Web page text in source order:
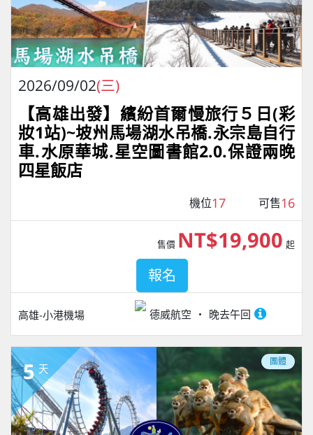
2026/09/02(三)
【高雄出發】繽紛首爾慢旅行５日(彩
妝1站)~坡州馬場湖水吊橋.永宗島自行
車.水原華城.星空圖書館2.0.保證兩晚
四星飯店
機位17 可售16
高雄-小港機場 德威航空 晚去午回
售價 NT$19,900 起
報名
5 天
團體